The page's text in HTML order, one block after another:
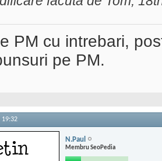
PM cu intrebari,
pe PM.
19:32
N.Paul
Membru SeoPedia